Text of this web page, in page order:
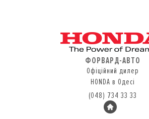
ФОРВАРД-АВТО
Офіційний дилер
HONDA в Одесі
(048) 734 33 33